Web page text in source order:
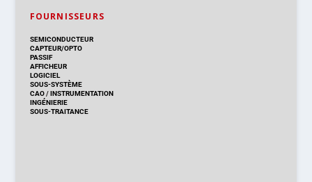
FOURNISSEURS
SEMICONDUCTEUR
CAPTEUR/OPTO
PASSIF
AFFICHEUR
LOGICIEL
SOUS-SYSTÈME
CAO/INSTRUMENTATION
INGÉNIERIE
SOUS-TRAITANCE